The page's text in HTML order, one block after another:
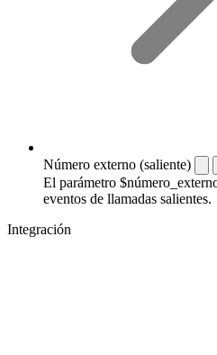
Número externo (saliente)
El parámetro
eventos de llamadas salientes.
Integración